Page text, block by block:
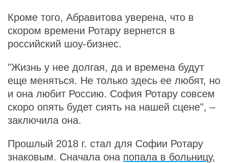
Кроме того, Абравитова уверена, что в
скором времени Ротару вернется в
российский шоу-бизнес.
"Жизнь у нее долгая, да и времена будут
еще меняться. Не только здесь ее любят, но
и она любит Россию. София Ротару совсем
скоро опять будет сиять на нашей сцене", –
заключила она.
Прошлый 2018 г. стал для Софии Ротару
знаковым. Сначала она попала в больницу,